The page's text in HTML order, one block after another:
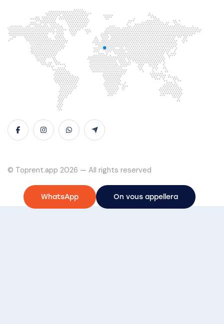
© Toprent.app 2026 — All rights reserved
WhatsApp On vous appellera